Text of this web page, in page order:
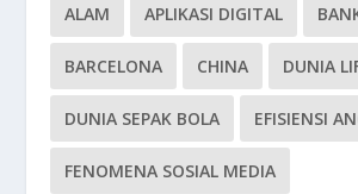
ALAM APLIKASI DIGITAL
BARCELONA CHINA DUNIA
DUNIA SEPAK BOLA EFISIENSI
FENOMENA SOSIAL MEDIA